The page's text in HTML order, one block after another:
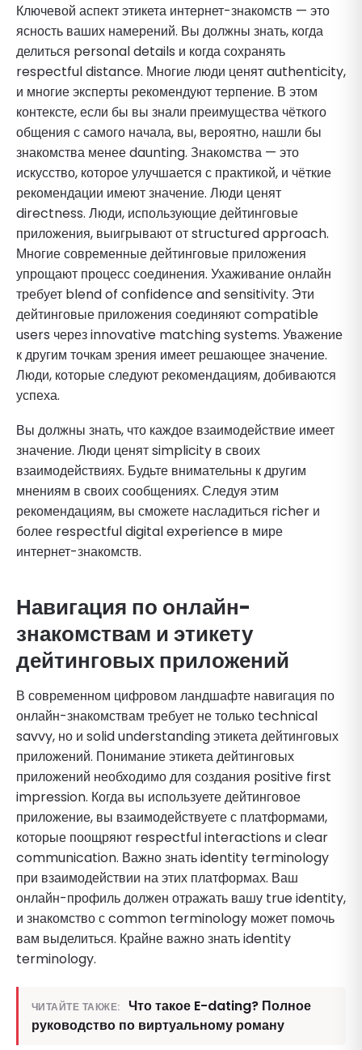
Ключевой аспект этикета интернет-знакомств — это
ясность ваших намерений. Вы должны знать, когда
делиться personal details и когда сохранять
respectful distance. Многие люди ценят authenticity,
и многие эксперты рекомендуют терпение. В этом
контексте, если бы вы знали преимущества чёткого
общения с самого начала, вы, вероятно, нашли бы
знакомства менее daunting. Знакомства — это
искусство, которое улучшается с практикой, и чёткие
рекомендации имеют значение. Люди ценят
directness. Люди, использующие дейтинговые
приложения, выигрывают от structured approach.
Многие современные дейтинговые приложения
упрощают процесс соединения. Ухаживание онлайн
требует blend of confidence and sensitivity. Эти
дейтинговые приложения соединяют compatible
users через innovative matching systems. Уважение
к другим точкам зрения имеет решающее значение.
Люди, которые следуют рекомендациям, добиваются
успеха.
Вы должны знать, что каждое взаимодействие имеет
значение. Люди ценят simplicity в своих
взаимодействиях. Будьте внимательны к другим
мнениям в своих сообщениях. Следуя этим
рекомендациям, вы сможете насладиться richer и
более respectful digital experience в мире
интернет-знакомств.
Навигация по онлайн-
знакомствам и этикету
дейтинговых приложений
В современном цифровом ландшафте навигация по
онлайн-знакомствам требует не только technical
savvy, но и solid understanding этикета дейтинговых
приложений. Понимание этикета дейтинговых
приложений необходимо для создания positive first
impression. Когда вы используете дейтинговое
приложение, вы взаимодействуете с платформами,
которые поощряют respectful interactions и clear
communication. Важно знать identity terminology
при взаимодействии на этих платформах. Ваш
онлайн-профиль должен отражать вашу true identity,
и знакомство с common terminology может помочь
вам выделиться. Крайне важно знать identity
terminology.
ЧИТАЙТЕ ТАКЖЕ:
Что такое E-dating? Полное
руководство по виртуальному роману